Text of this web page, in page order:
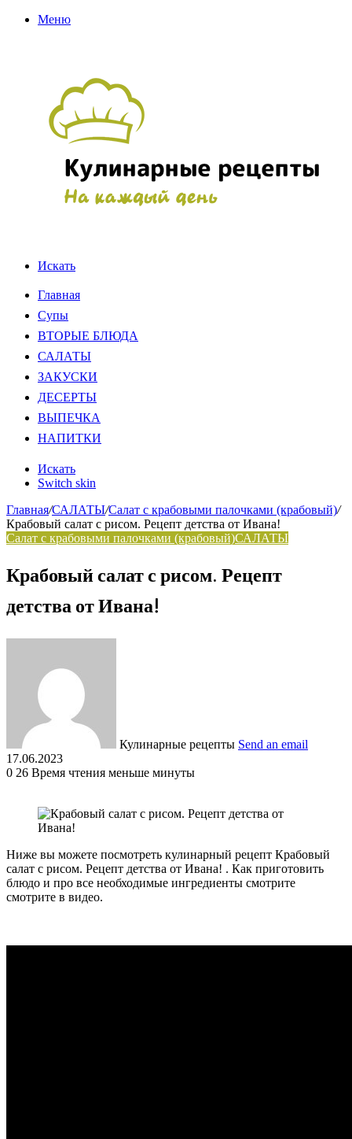
Меню
Искать
Главная
Супы
ВТОРЫЕ БЛЮДА
САЛАТЫ
ЗАКУСКИ
ДЕСЕРТЫ
ВЫПЕЧКА
НАПИТКИ
Искать
Switch skin
Главная/САЛАТЫ/Салат с крабовыми палочками (крабовый)/
Крабовый салат с рисом. Рецепт детства от Ивана!
Салат с крабовыми палочками (крабовый)САЛАТЫ
Крабовый салат с рисом. Рецепт
детства от Ивана!
Кулинарные рецепты Send an email
17.06.2023
0 26 Время чтения меньше минуты
Ниже вы можете посмотреть кулинарный рецепт Крабовый
салат с рисом. Рецепт детства от Ивана! . Как приготовить
блюдо и про все необходимые ингредиенты смотрите
смотрите в видео.